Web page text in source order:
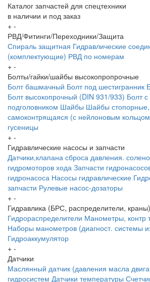
Каталог запчастей для спецтехники
в наличии и под заказ
+ -
РВД/Фитинги/Переходники/Защита
Спираль защитная Гидравлические
(комплектующие) РВД по номерам
+ -
Болты/гайки/шайбы высокопропрочные
Болт башмачный Болт под шестигранник
Болт высокопрочный (DIN 931/933) Болт
подголовником Шайбы Шайбы стопорные,
самоконтрящаяся (с нейлоновым
гусеницы
+ -
Гидравлические насосы и запчасти
Датчики,клапана сброса давления.
гидромоторов хода Запчасти
гидронасоса Насосы гидравлические
запчасти Рулевые насос-дозаторы
+ -
Гидравлика (БРС, распределители, краны)
Гидрораспределители Манометры, контр
Наборы манометров (диагност. системы
Гидроаккумулятор
+ -
Датчики
Маслянный датчик (давления масла
гидросистем Датчики температуры